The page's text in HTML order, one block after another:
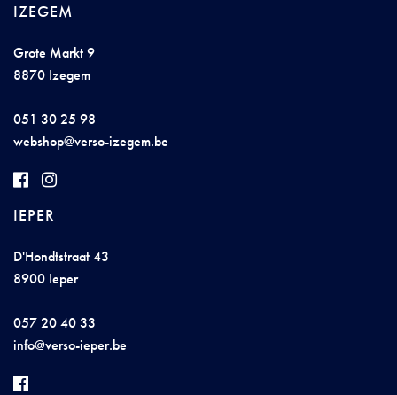
IZEGEM
Grote Markt 9
8870 Izegem
051 30 25 98
webshop@verso-izegem.be
IEPER
D'Hondtstraat 43
8900 Ieper
057 20 40 33
info@verso-ieper.be